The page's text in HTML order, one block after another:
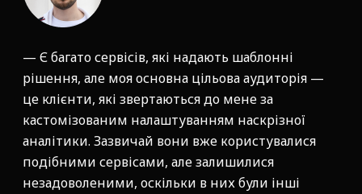
— Є багато сервісів, які надають шаблонні
рішення, але моя основна цільова аудиторія —
це клієнти, які звертаються до мене за
кастомізованим налаштуванням наскрізної
аналітики. Зазвичай вони вже користувалися
подібними сервісами, але залишилися
незадоволеними, оскільки в них були інші